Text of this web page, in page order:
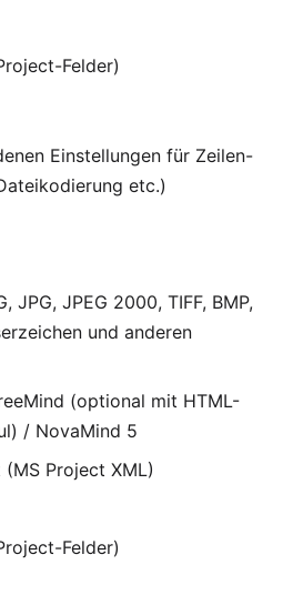
Felder)
Einstellungen für Zeilen-
etc.)
JPG, JPEG 2000, TIFF, BMP,
und anderen
(optional mit HTML-
/ NovaMind 5
Project XML)
Felder)